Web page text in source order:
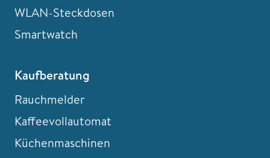
WLAN-Steckdosen
Smartwatch
Kaufberatung
Rauchmelder
Kaffeevollautomat
Küchenmaschinen